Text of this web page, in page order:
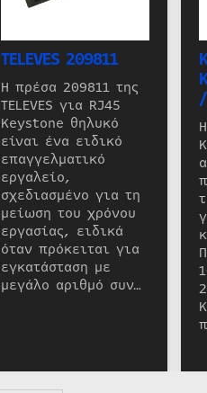
TELEVES 209811
Η πρέσα 209811 της
TELEVES για RJ45
Keystone θηλυκό
είναι ένα ειδικό
επαγγελματικό
εργαλείο,
σχεδιασμένο για τη
μείωση του χρόνου
εργασίας, ειδικά
όταν πρόκειται για
εγκατάσταση με
μεγάλο αριθμό συν…